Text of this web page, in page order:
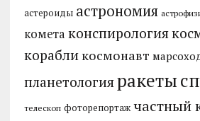
астероиды астрономия
комета конспирология
корабликосмонавт
планетологияракеты
телескоп фоторепортаж частный